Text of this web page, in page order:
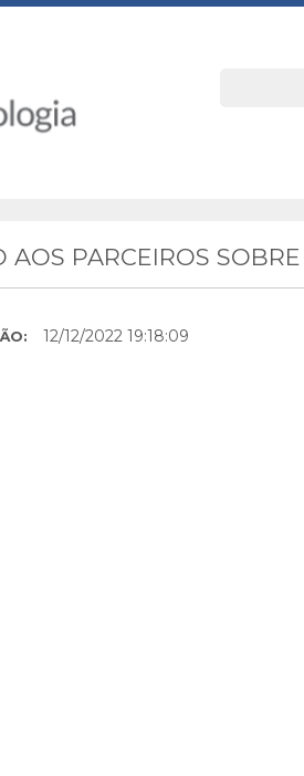
AOS PARCEIROS
12/12/2022 19:18:09